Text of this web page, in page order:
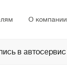
О компании
в автосервис